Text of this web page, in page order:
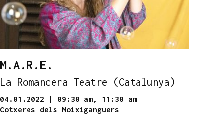
M.A.R.E.
La Romancera Teatre (Catalunya)
04.01.2022 | 09:30 am,
11:30 am
Cotxeres dels Moixiganguers